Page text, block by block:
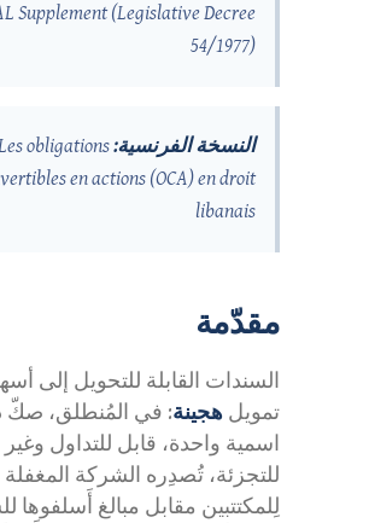
Supplement (Legislative Decree
54/1977)
النسخة الفرنسية:obligations
en actions (OCA) en droit
libanais
مقدّمة
السندات القابلة للتحويل إلى
تمويل هجينة: في المُنطلق، صكّ
اسمية واحدة، قابل للتداول وغير
للتجزئة، تُصدِره الشركة
لِلمكتتبين مقابل مبالغ أَسلفوها